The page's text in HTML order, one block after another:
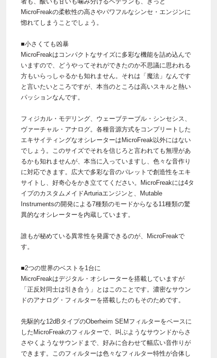
MicroFreakの柔軟性の高さやパワフルなシンセ・エンジンに
惚れてしまうことでしょう。
■小さくても凶暴
MicroFreakはコンパクトなサイズに多彩な機能を詰め込んで
いますので、どうやってそれができたのか不思議に思われる
方もいらっしゃるかも知れません。それは「魔法」なんです
と言いたいところですが、本当のところは高いスキルと熱い
パッションなんです。
フィジカル・モデリング、ウェーブテーブル・シンセシス、
ヴァーチャル・アナログ。各種音源方式をコンプリートした
エキサイティングなオシレーターはMicroFreak以外にはない
でしょう。このサイズでそれを信じろと言われても無理があ
るかも知れませんが、本当に入っていますし、色々な音作り
に対応できます。広大で多彩な音のパレットで創造性をエキ
サイトし、好奇心をかき立ててください。MicroFreakには4タ
イプのカスタムメイドArturiaエンジンと、Mutable
Instrumentsの開発による7種類のモードからなる11種類の驚
異的なオシレーターを内蔵しています。
誰もが秘めている異常性を発露できるのが、MicroFreakで
す。
■2つの世界のベストを1台に
MicroFreakはデジタル・オシレーターを搭載していますが
「正反対同士は引き合う」とはこのことです。濃密なサウン
ドのアナログ・フィルターを搭載したのもそのためです。
先駆的な12dBタイプのOberheim SEMフィルターをベースに
したMicroFreakのフィルターで、叫ぶようなサウンドからさ
さやくようなサウンドまで、好みに合わせて幅広い音作りが
できます。このフィルターは色々なフィルター特性が合体し